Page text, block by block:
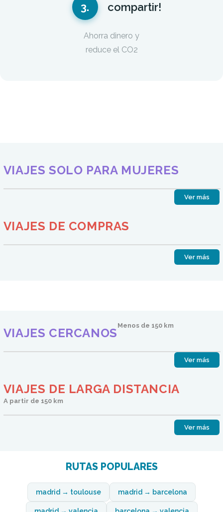
3. compartir!
Ahorra dinero y
reduce el CO2
VIAJES SOLO PARA MUJERES
Ver más
VIAJES DE COMPRAS
Ver más
VIAJES CERCANOS
Menos de 150 km
Ver más
VIAJES DE LARGA DISTANCIA
A partir de 150 km
Ver más
RUTAS POPULARES
madrid → toulouse madrid → barcelona